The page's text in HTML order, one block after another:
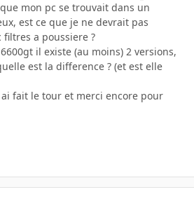
mon pc se trouvait dans un
est ce que je ne devrait pas
a poussiere ?
il existe (au moins) 2 versions,
est la difference ? (et est elle
fait le tour et merci encore pour